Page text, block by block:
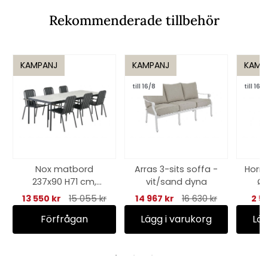
Rekommenderade tillbehör
KAMPANJ
Nox matbord
237x90 H71 cm,
bygg själv - flera
färger
13 550 kr 15 055 kr
Förfrågan
KAMPANJ
till 16/8
Arras 3-sits soffa -
vit/sand dyna
14 967 kr
16 630 kr
Lägg i varukorg
till 16/8
Ø
2